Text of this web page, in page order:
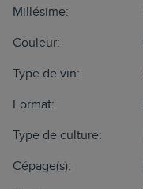
Millésime:
Couleur:
Type de vin:
Format:
Type de culture:
Cépage(s):